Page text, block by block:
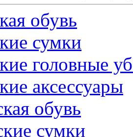
обувь
сумки
головные
аксессуары
обувь
сумки